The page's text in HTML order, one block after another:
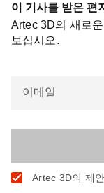
이 기사를 받은 편
Artec 3D의 새로
보십시오.
이메일
Artec 3D의 제